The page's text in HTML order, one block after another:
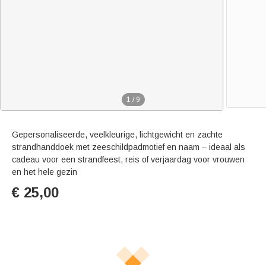
1 / 9
Gepersonaliseerde, veelkleurige, lichtgewicht en zachte
strandhanddoek met zeeschildpadmotief en naam – ideaal als
cadeau voor een strandfeest, reis of verjaardag voor vrouwen
en het hele gezin
€ 25,00